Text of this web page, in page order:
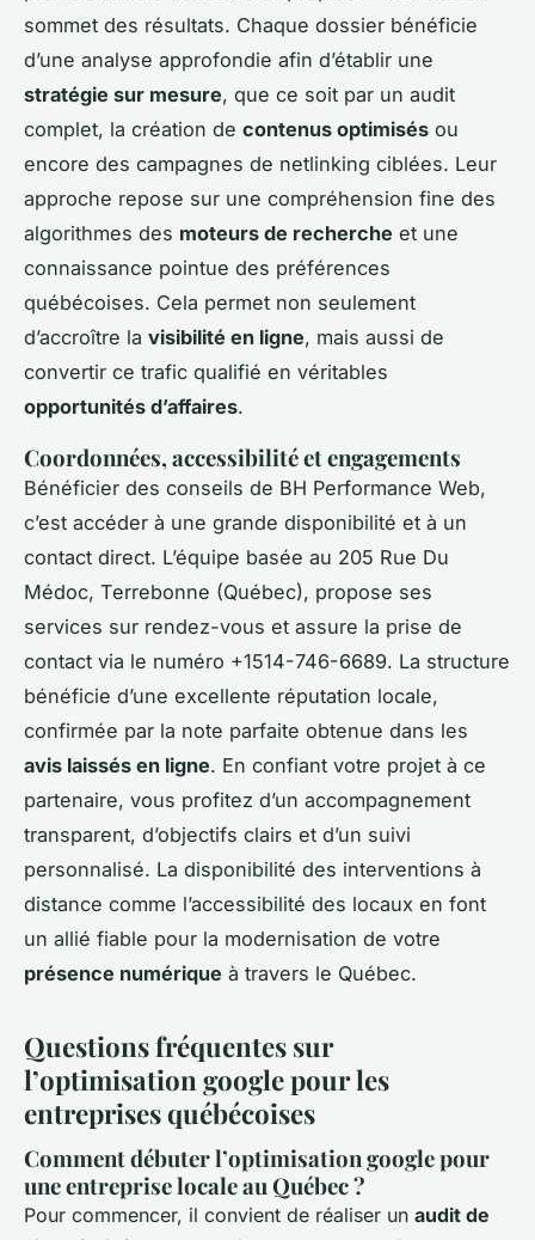
sommet des résultats. Chaque dossier bénéficie
d’une analyse approfondie afin d’établir une
stratégie sur mesure, que ce soit par un audit
complet, la création de contenus optimisés ou
encore des campagnes de netlinking ciblées. Leur
approche repose sur une compréhension fine des
algorithmes des moteurs de recherche et une
connaissance pointue des préférences
québécoises. Cela permet non seulement
d’accroître la visibilité en ligne, mais aussi de
convertir ce trafic qualifié en véritables
opportunités d’affaires.
Coordonnées, accessibilité et engagements
Bénéficier des conseils de BH Performance Web,
c’est accéder à une grande disponibilité et à un
contact direct. L’équipe basée au 205 Rue Du
Médoc, Terrebonne (Québec), propose ses
services sur rendez-vous et assure la prise de
contact via le numéro +1514-746-6689. La structure
bénéficie d’une excellente réputation locale,
confirmée par la note parfaite obtenue dans les
avis laissés en ligne. En confiant votre projet à ce
partenaire, vous profitez d’un accompagnement
transparent, d’objectifs clairs et d’un suivi
personnalisé. La disponibilité des interventions à
distance comme l’accessibilité des locaux en font
un allié fiable pour la modernisation de votre
présence numérique à travers le Québec.
Questions fréquentes sur
l’optimisation google pour les
entreprises québécoises
Comment débuter l’optimisation google pour
une entreprise locale au Québec ?
Pour commencer, il convient de réaliser un audit de